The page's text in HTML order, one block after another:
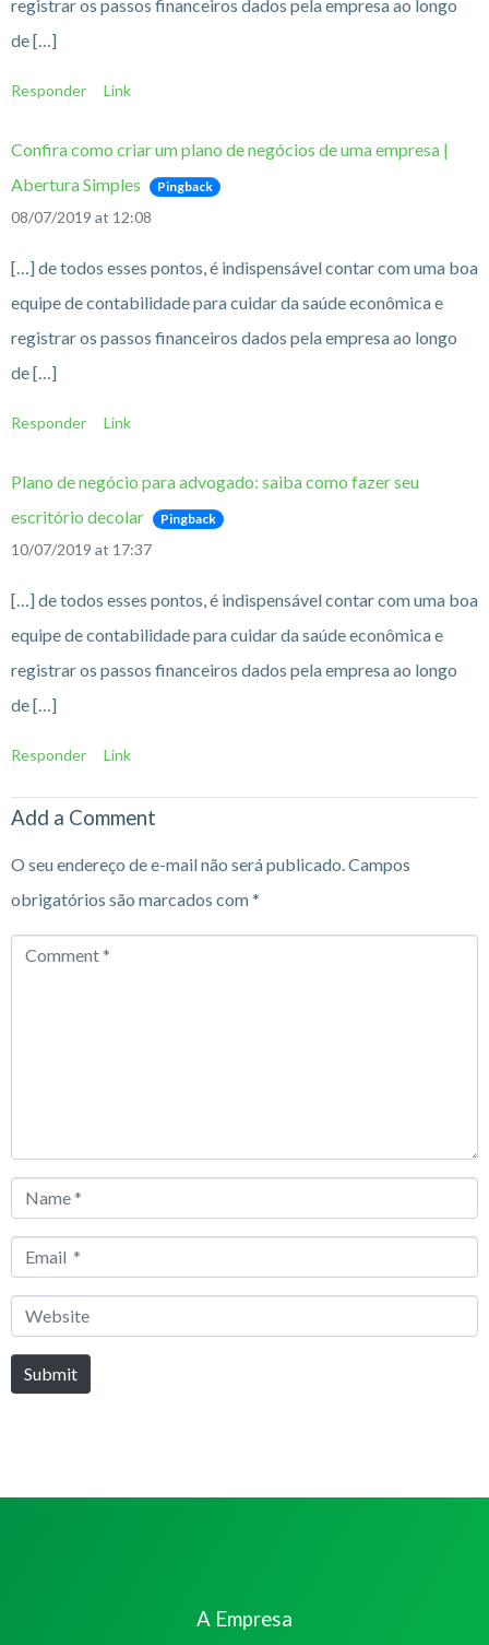
registrar os passos financeiros dados pela empresa ao longo
de […]
Responder Link
Confira como criar um plano de negócios de uma empresa |
Abertura Simples
Pingback
08/07/2019 at 12:08
[…] de todos esses pontos, é indispensável contar com uma boa
equipe de contabilidade para cuidar da saúde econômica e
registrar os passos financeiros dados pela empresa ao longo
de […]
Responder Link
Plano de negócio para advogado: saiba como fazer seu
escritório decolar
Pingback
10/07/2019 at 17:37
[…] de todos esses pontos, é indispensável contar com uma boa
equipe de contabilidade para cuidar da saúde econômica e
registrar os passos financeiros dados pela empresa ao longo
de […]
Responder Link
Add a Comment
O seu endereço de e-mail não será publicado.Campos
obrigatórios são marcados com*
Comment
Name
Email
Website
Submit
A Empresa